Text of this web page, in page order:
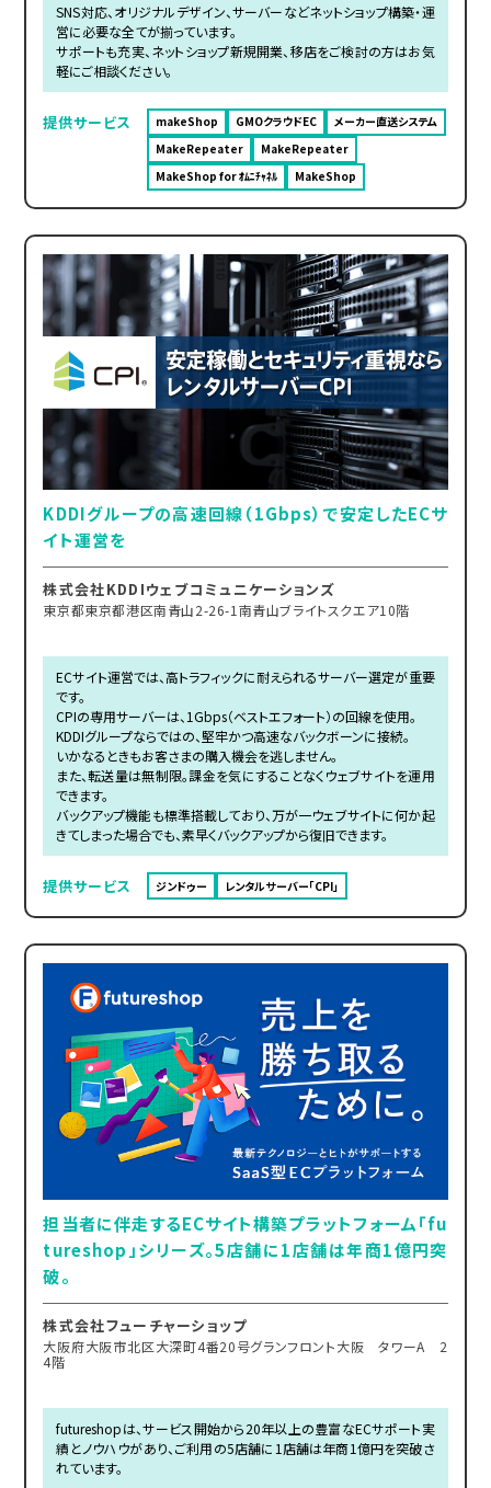
SNS対応、オリジナルデザイン、サーバーなどネットショップ構築・運
営に必要な全てが揃っています。
サポートも充実、ネットショップ新規開業、移店をご検討の方はお気
軽にご相談ください。
提供サービス makeShop GMOクラウドEC
メーカー直送システム
MakeRepeater
MakeRepeater
MakeShop for ｵﾑﾆﾁｬﾈﾙ
MakeShop
KDDIグループの高速回線（1Gbps）で安定したECサ
イト運営を
株式会社KDDIウェブコミュニケーションズ
東京都東京都港区南青山2-26-1南青山ブライトスクエア10階
ECサイト運営では、高トラフィックに耐えられるサーバー選定が重要
です。
CPIの専用サーバーは、1Gbps（ベストエフォート）の回線を使用。
KDDIグループならではの、堅牢かつ高速なバックボーンに接続。
いかなるときもお客さまの購入機会を逃しません。
また、転送量は無制限。課金を気にすることなくウェブサイトを運用
できます。
バックアップ機能も標準搭載しており、万が一ウェブサイトに何か起
きてしまった場合でも、素早くバックアップから復旧できます。
提供サービス ジンドゥー レンタルサーバー「CPI」
担当者に伴走するECサイト構築プラットフォーム「fu
tureshop」シリーズ。5店舗に1店舗は年商1億円突
破。
株式会社フューチャーショップ
大阪府大阪市北区大深町4番20号グランフロント大阪 タワーA 2
4階
futureshopは、サービス開始から20年以上の豊富なECサポート実
績とノウハウがあり、ご利用の5店舗に1店舗は年商1億円を突破さ
れています。